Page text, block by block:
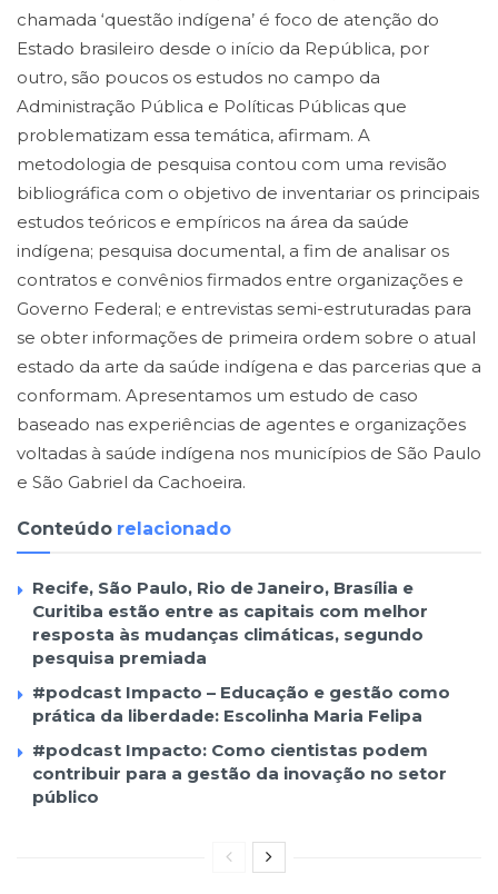
chamada ‘questão indígena’ é foco de atenção do
Estado brasileiro desde o início da República, por
outro, são poucos os estudos no campo da
Administração Pública e Políticas Públicas que
problematizam essa temática, afirmam. A
metodologia de pesquisa contou com uma revisão
bibliográfica com o objetivo de inventariar os principais
estudos teóricos e empíricos na área da saúde
indígena; pesquisa documental, a fim de analisar os
contratos e convênios firmados entre organizações e
Governo Federal; e entrevistas semi-estruturadas para
se obter informações de primeira ordem sobre o atual
estado da arte da saúde indígena e das parcerias que a
conformam. Apresentamos um estudo de caso
baseado nas experiências de agentes e organizações
voltadas à saúde indígena nos municípios de São Paulo
e São Gabriel da Cachoeira.
Conteúdo relacionado
Recife, São Paulo, Rio de Janeiro, Brasília e
Curitiba estão entre as capitais com melhor
resposta às mudanças climáticas, segundo
pesquisa premiada
#podcast Impacto – Educação e gestão como
prática da liberdade: Escolinha Maria Felipa
#podcast Impacto: Como cientistas podem
contribuir para a gestão da inovação no setor
público